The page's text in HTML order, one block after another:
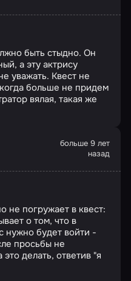
быть стыдно. Он
а эту актрису
уважать. Квест не
больше не придем
вялая, такая же
больше 9 лет
назад
не погружает в квест:
о том, что в
нужно будет войти -
просьбы не
делать, ответив "я